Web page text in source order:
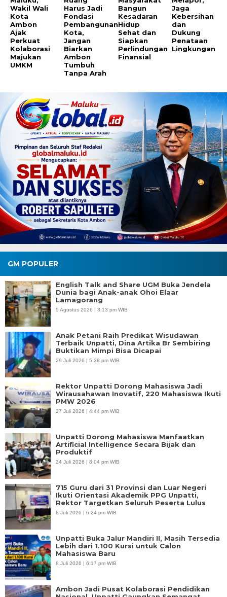
Wakil Wali
Kota
Ambon
Ajak
Perkuat
Kolaborasi
Majukan
UMKM
Harus Jadi
Fondasi
Pembangunan
Kota,
Jangan
Biarkan
Ambon
Tumbuh
Tanpa Arah
Bangun
Kesadaran
Hidup
Sehat dan
Siapkan
Perlindungan
Finansial
Jaga
Kebersihan
dan
Dukung
Penataan
Lingkungan
GM POPULER
English Talk and Share UGM Buka Jendela
Dunia bagi Anak-anak Ohoi Elaar
Lamagorang
5 Agustus 2026 | 3:13 pm WIB
Anak Petani Raih Predikat Wisudawan
Terbaik Unpatti, Dina Artika Br Sembiring
Buktikan Mimpi Bisa Dicapai
29 Juli 2026 | 5:38 pm WIB
Rektor Unpatti Dorong Mahasiswa Jadi
Wirausahawan Inovatif, 220 Mahasiswa Ikuti
PMW 2026
27 Juli 2026 | 4:44 pm WIB
Unpatti Dorong Mahasiswa Manfaatkan
Artificial Intelligence Secara Bijak dan
Produktif
24 Juli 2026 | 8:04 pm WIB
715 Guru dari 31 Provinsi dan Luar Negeri
Ikuti Orientasi Akademik PPG Unpatti,
Rektor Targetkan Seluruh Peserta Lulus
8 Juli 2026 | 6:24 pm WIB
Unpatti Buka Jalur Mandiri II, Masih Tersedia
Lebih dari 1.100 Kursi untuk Calon
Mahasiswa Baru
8 Juli 2026 | 6:17 pm WIB
Ambon Jadi Pusat Kolaborasi Pendidikan